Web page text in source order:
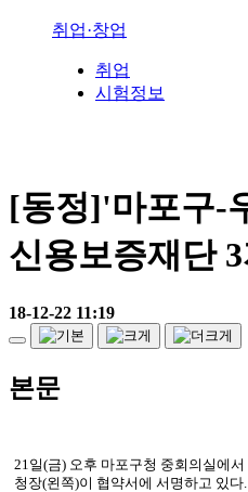
취업·창업
취업
시험정보
[동정]'마포구-
신용보증재단
18-12-22 11:19
본문
21일(금) 오후 마포구청 중회의실에
청장(왼쪽)이 협약서에 서명하고 있다.